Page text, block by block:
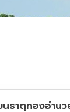
นธาตุทองอำ